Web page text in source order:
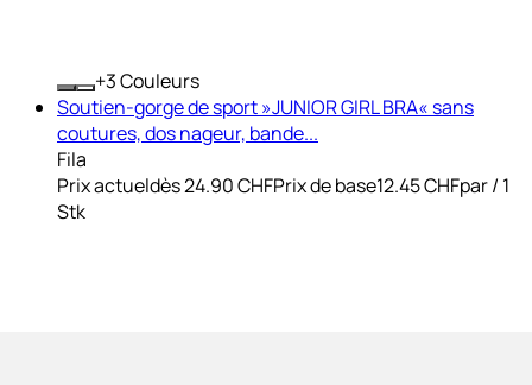
+ Couleurs
Soutien-gorge de sport »JUNIOR GIRL BRA« sans
coutures, dos nageur, bande...
Fila
Prix actueldès24.90 CHFPrix de base12.45 CHFpar/ 1
Stk